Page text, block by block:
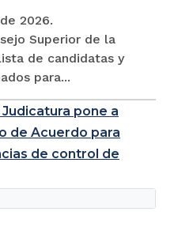
2026.
Superior de la
de candidatas y
para...
pone a
de Acuerdo para
de control de